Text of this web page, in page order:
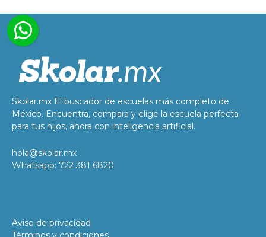
Skolar.mx El buscador de escuelas más completo de
México. Encuentra, compara y elige la escuela perfecta
para tus hijos, ahora con inteligencia artificial.
hola@skolar.mx
Whatsapp: 722 381 6820
Aviso de privacidad